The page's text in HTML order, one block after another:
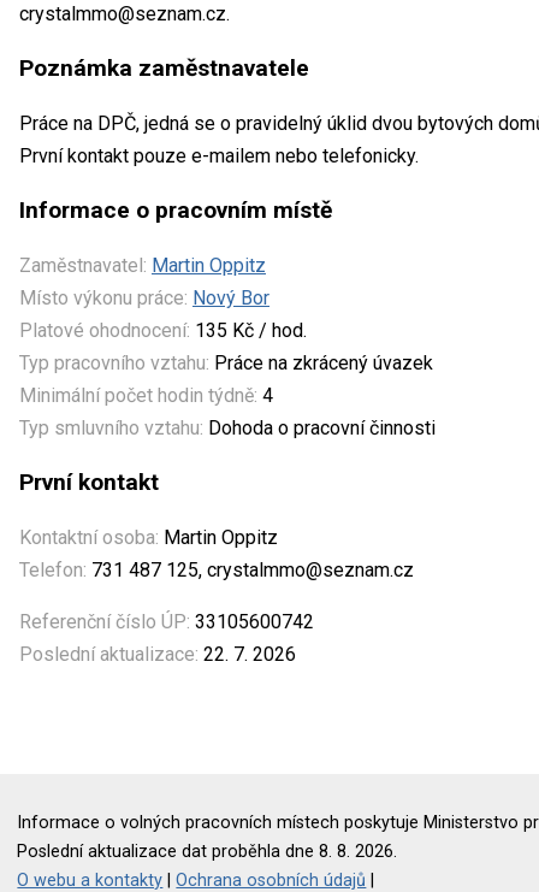
crystalmmo@seznam.cz.
Poznámka zaměstnavatele
Práce na DPČ, jedná se o pravidelný úklid dvou bytových
První kontakt pouze e-mailem nebo telefonicky.
Informace o pracovním místě
Zaměstnavatel: Martin Oppitz
Místo výkonu práce: Nový Bor
Platové ohodnocení: 135 Kč / hod.
Typ pracovního vztahu: Práce na zkrácený úvazek
Minimální počet hodin týdně: 4
Typ smluvního vztahu: Dohoda o pracovní činnosti
První kontakt
Kontaktní osoba: Martin Oppitz
Telefon: 731 487 125, crystalmmo@seznam.cz
Referenční číslo ÚP: 33105600742
Poslední aktualizace: 22. 7. 2026
Informace o volných pracovních místech poskytuje Ministerstvo
Poslední aktualizace dat proběhla dne 8. 8. 2026.
O webu a kontakty |Ochrana osobních údajů